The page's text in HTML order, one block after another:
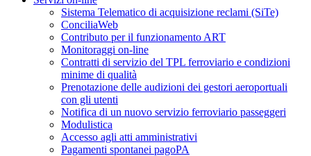
Sistema Telematico di acquisizione reclami (SiTe)
ConciliaWeb
Contributo per il funzionamento ART
Monitoraggi on-line
Contratti di servizio del TPL ferroviario e condizioni
minime di qualità
Prenotazione delle audizioni dei gestori aeroportuali
con gli utenti
Notifica di un nuovo servizio ferroviario passeggeri
Modulistica
Accesso agli atti amministrativi
Pagamenti spontanei pagoPA